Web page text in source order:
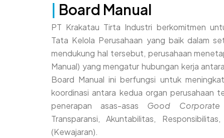
Board Manual
PT Krakatau Tirta Industri berkomitmen
Tata Kelola Perusahaan yang baik dalam
mendukung hal tersebut, perusahaan
Manual) yang mengatur hubungan kerja
Board Manual ini berfungsi untuk
koordinasi antara kedua organ perusahaan
penerapan asas-asas Good Corporate
Transparansi, Akuntabilitas,
(Kewajaran).